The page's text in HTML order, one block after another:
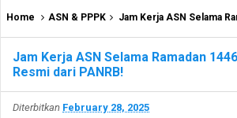
Home ASN & PPPK Jam Kerja ASN Selama Ramadan
Jam Kerja ASN Selama Ramadan
Resmi dari PANRB!
Diterbitkan February 28, 2025